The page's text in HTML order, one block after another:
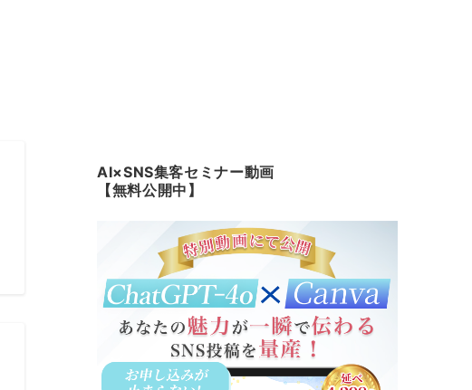
AI×SNS集客セミナー動画
【無料公開中】